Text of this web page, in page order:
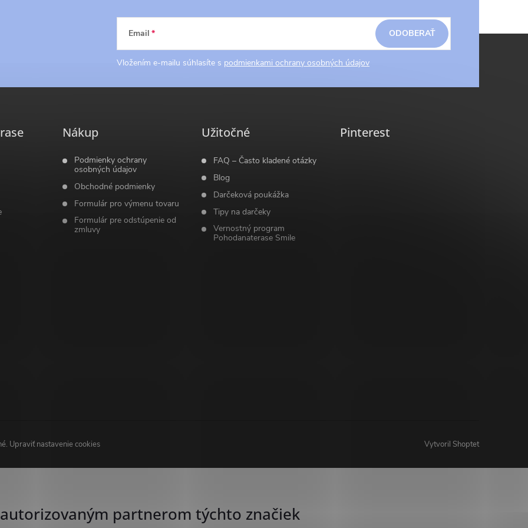
Email
Vložením e-mailu súhlasíte s podmienkami ochrany osobných údajov
ODOBERAŤ
Nákup
Podmienky ochrany
osobných údajov
Obchodné podmienky
Formulár pro výmenu tovaru
Formulár pre odstúpenie od
zmluvy
Užitočné
FAQ – Často kladené otázky
Blog
Darčeková poukážka
Tipy na darčeky
Vernostný program
Pohodanaterase Smile
Pinterest
Vytvoril Shoptet
Upraviť nastavenie cookies
partnerom týchto značiek